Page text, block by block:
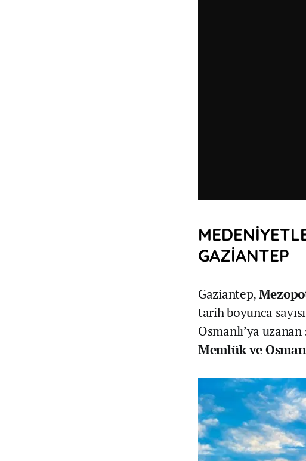
GAZİANTEP
Gaziantep,
tarih boyunca
Osmanlı’ya
Memlük ve